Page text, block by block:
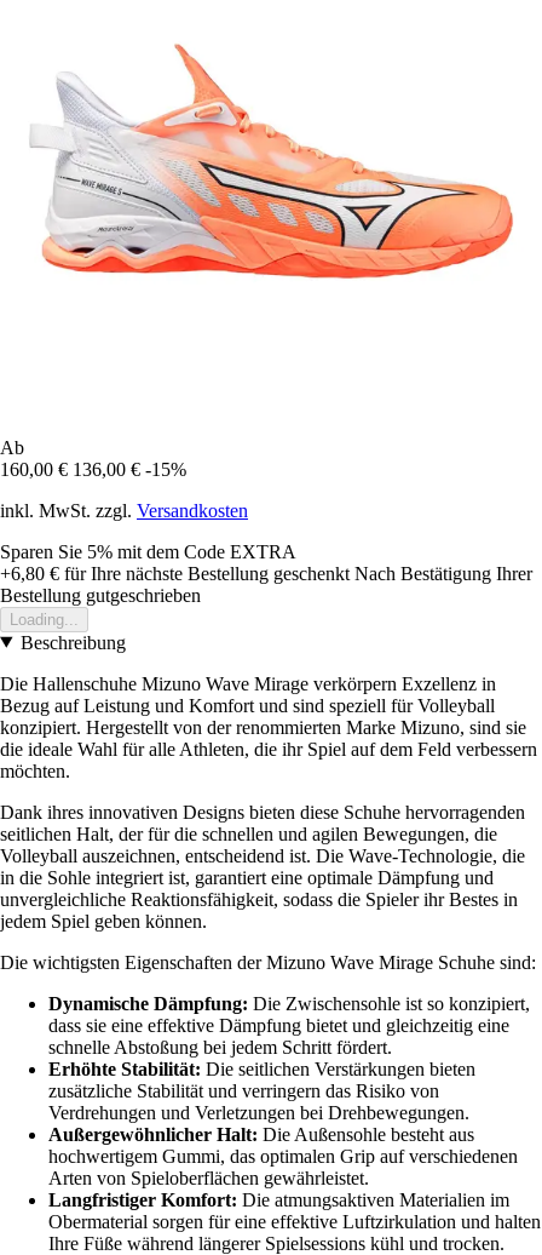
Ab
160,00 € 136,00 € -15%
inkl. MwSt. zzgl. Versandkosten
Sparen Sie 5% mit dem Code EXTRA
+6,80 € für Ihre nächste Bestellung geschenkt Nach Bestätigung Ihrer
Bestellung gutgeschrieben
Loading...
Beschreibung
Die Hallenschuhe Mizuno Wave Mirage verkörpern Exzellenz in
Bezug auf Leistung und Komfort und sind speziell für Volleyball
konzipiert. Hergestellt von der renommierten Marke Mizuno, sind sie
die ideale Wahl für alle Athleten, die ihr Spiel auf dem Feld verbessern
möchten.
Dank ihres innovativen Designs bieten diese Schuhe hervorragenden
seitlichen Halt, der für die schnellen und agilen Bewegungen, die
Volleyball auszeichnen, entscheidend ist. Die Wave-Technologie, die
in die Sohle integriert ist, garantiert eine optimale Dämpfung und
unvergleichliche Reaktionsfähigkeit, sodass die Spieler ihr Bestes in
jedem Spiel geben können.
Die wichtigsten Eigenschaften der Mizuno Wave Mirage Schuhe sind:
Dynamische Dämpfung: Die Zwischensohle ist so konzipiert,
dass sie eine effektive Dämpfung bietet und gleichzeitig eine
schnelle Abstoßung bei jedem Schritt fördert.
Erhöhte Stabilität: Die seitlichen Verstärkungen bieten
zusätzliche Stabilität und verringern das Risiko von
Verdrehungen und Verletzungen bei Drehbewegungen.
Außergewöhnlicher Halt: Die Außensohle besteht aus
hochwertigem Gummi, das optimalen Grip auf verschiedenen
Arten von Spieloberflächen gewährleistet.
Langfristiger Komfort: Die atmungsaktiven Materialien im
Obermaterial sorgen für eine effektive Luftzirkulation und halten
Ihre Füße während längerer Spielsessions kühl und trocken.